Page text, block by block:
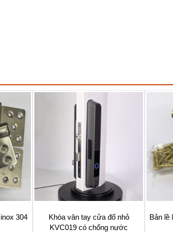
304
Khóa vân tay cửa đố nhỏ
KVC019 có chống nước
phẩm
Bản lề